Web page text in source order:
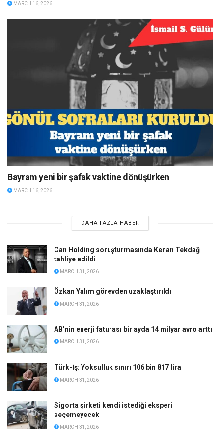
MARCH 16, 2026
Bayram yeni bir şafak vaktine dönüşürken
MARCH 16, 2026
DAHA FAZLA HABER
Can Holding soruşturmasında Kenan Tekdağ
tahliye edildi
MARCH 31, 2026
Özkan Yalım görevden uzaklaştırıldı
MARCH 31, 2026
AB’nin enerji faturası bir ayda 14 milyar avro arttı
MARCH 31, 2026
Türk-İş: Yoksulluk sınırı 106 bin 817 lira
MARCH 31, 2026
Sigorta şirketi kendi istediği eksperi
seçemeyecek
MARCH 31, 2026